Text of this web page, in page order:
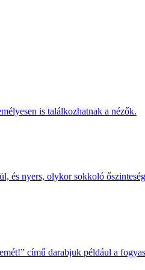
is találkozhatnak a nézők.
nyers, olykor sokkoló
című darabjuk például a